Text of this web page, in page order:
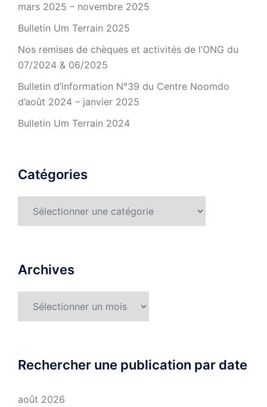
mars 2025 – novembre 2025
Bulletin Um Terrain 2025
Nos remises de chèques et activités de l’ONG du
07/2024 & 06/2025
Bulletin d’information N°39 du Centre Noomdo
d’août 2024 – janvier 2025
Bulletin Um Terrain 2024
Catégories
Archives
Rechercher une publication par date
août 2026